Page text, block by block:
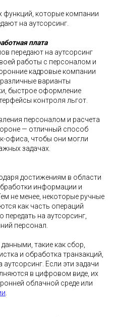
функций, которые компании
на аутсорсинг.
плата
передают на аутсорсинг
работы с персоналом и
кадровые компании
варианты
быстрое оформление
контроля льгот.
персоналом и расчета
— отличный способ
офиса, чтобы они могли
задачах.
достижениям в области
информации и
не менее, некоторые ручные
как часть операций
на аутсорсинг,
персонал.
такие как сбор,
и обработка транзакций,
Если эти задачи
в цифровом виде, их
облачной среде или